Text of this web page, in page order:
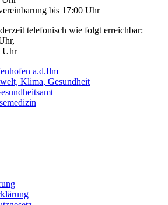
bis 17:00 Uhr
telefonisch wie folgt erreichbar:
Uhr
a.d.Ilm
Klima, Gesundheit